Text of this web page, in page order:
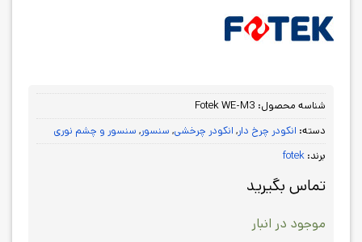
شناسه محصول: Fotek WE-M3
دسته: انکودر چرخ دار, انکودر چرخشی, سنسور, سنسور و چشم نوری
برند: fotek
تماس بگیرید
موجود در انبار